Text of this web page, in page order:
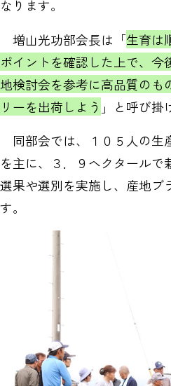
なります。
増山光功部会長は「生育は
ポイントを確認した上で、
地検討会を参考に高品質のも
リーを出荷しよう 」と呼び掛
同部会では、１０５人の生
を主に、３．９ヘクタールで
選果や選別を実施し、産地ブ
す。